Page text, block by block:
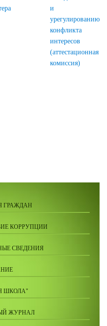
и
урегулированию
конфликта
интересов
(аттестационная
комиссия)
ГРАЖДАН
КОРРУПЦИИ
СВЕДЕНИЯ
ШКОЛА"
ЖУРНАЛ